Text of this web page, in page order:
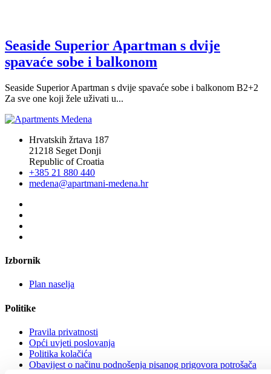
Seaside Superior Apartman s dvije
spavaće sobe i balkonom
Seaside Superior Apartman s dvije spavaće sobe i balkonom B2+2
Za sve one koji žele uživati u...
Hrvatskih žrtava 187
21218 Seget Donji
Republic of Croatia
+385 21 880 440
medena@apartmani-medena.hr
Izbornik
Plan naselja
Politike
Pravila privatnosti
Opći uvjeti poslovanja
Politika kolačića
Obavijest o načinu podnošenja pisanog prigovora potrošača